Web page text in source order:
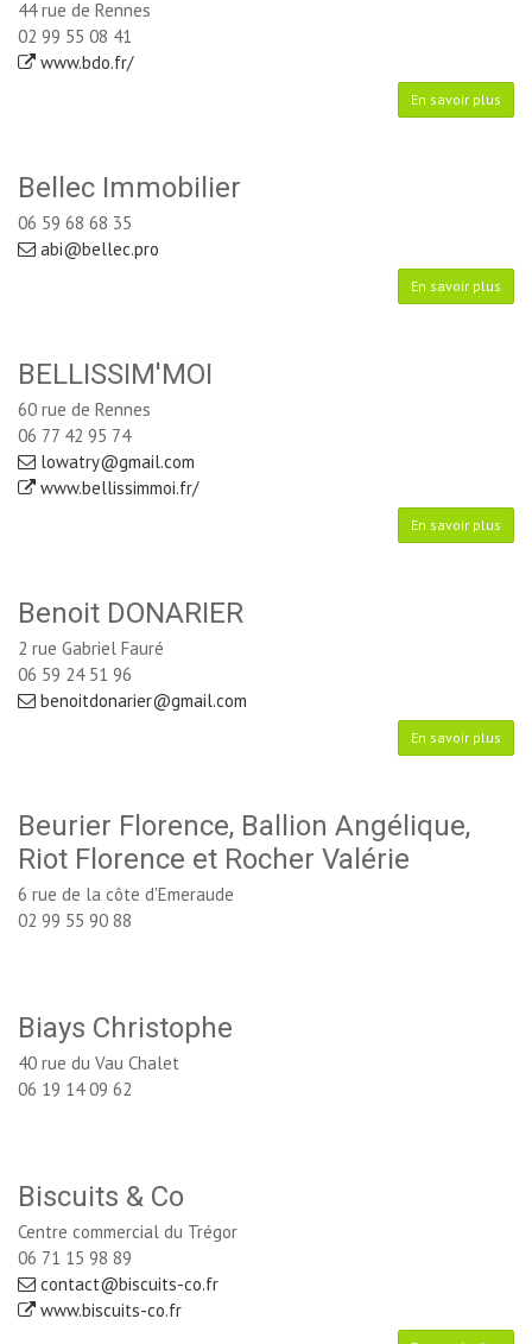
44 rue de Rennes
02 99 55 08 41
www.bdo.fr/
En savoir plus
Bellec Immobilier
06 59 68 68 35
abi@bellec.pro
En savoir plus
BELLISSIM'MOI
60 rue de Rennes
06 77 42 95 74
lowatry@gmail.com
www.bellissimmoi.fr/
En savoir plus
Benoit DONARIER
2 rue Gabriel Fauré
06 59 24 51 96
benoitdonarier@gmail.com
En savoir plus
Beurier Florence, Ballion Angélique,
Riot Florence et Rocher Valérie
6 rue de la côte d'Emeraude
02 99 55 90 88
Biays Christophe
40 rue du Vau Chalet
06 19 14 09 62
Biscuits & Co
Centre commercial du Trégor
06 71 15 98 89
contact@biscuits-co.fr
www.biscuits-co.fr